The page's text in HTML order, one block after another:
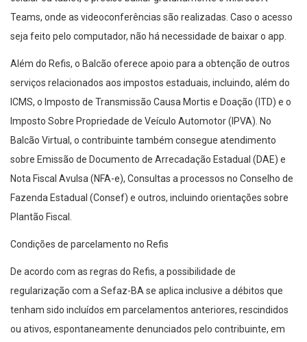
Teams, onde as videoconferências são realizadas. Caso o acesso
seja feito pelo computador, não há necessidade de baixar o app.
Além do Refis, o Balcão oferece apoio para a obtenção de outros
serviços relacionados aos impostos estaduais, incluindo, além do
ICMS, o Imposto de Transmissão Causa Mortis e Doação (ITD) e o
Imposto Sobre Propriedade de Veículo Automotor (IPVA). No
Balcão Virtual, o contribuinte também consegue atendimento
sobre Emissão de Documento de Arrecadação Estadual (DAE) e
Nota Fiscal Avulsa (NFA-e), Consultas a processos no Conselho de
Fazenda Estadual (Consef) e outros, incluindo orientações sobre
Plantão Fiscal.
Condições de parcelamento no Refis
De acordo com as regras do Refis, a possibilidade de
regularização com a Sefaz-BA se aplica inclusive a débitos que
tenham sido incluídos em parcelamentos anteriores, rescindidos
ou ativos, espontaneamente denunciados pelo contribuinte, em